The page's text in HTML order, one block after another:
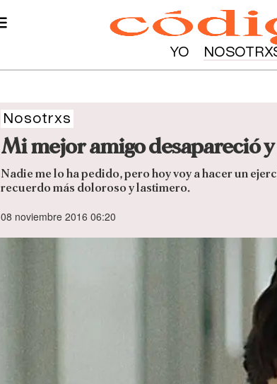
YO
Nosotrxs
Mi mejor amigo desapareció
Nadie me lo ha pedido, pero hoy voy a hacer un
recuerdo más doloroso y lastimero.
08 noviembre 2016 06:20